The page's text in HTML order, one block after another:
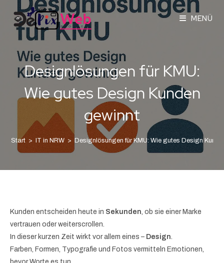
MENÜ
Designlösungen für KMU:
Wie gutes Design Kunden
gewinnt
Start > IT in NRW > Designlösungen für KMU: Wie gutes Design
Kunden entscheiden heute in Sekunden, ob sie einer Marke
vertrauen oder weiterscrollen.
In dieser kurzen Zeit wirkt vor allem eines – Design.
Farben, Formen, Typografie und Fotos vermitteln Emotionen,